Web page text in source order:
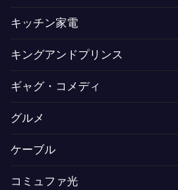
キッチン家電
キングアンドプリンス
ギャグ・コメディ
グルメ
ケーブル
コミュファ光